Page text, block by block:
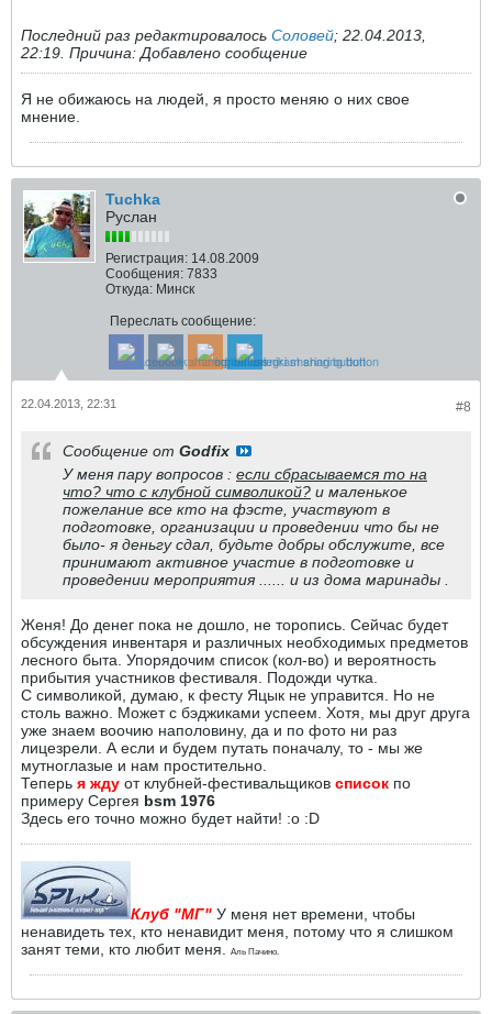
Последний раз редактировалось Соловей; 22.04.2013,
22:19 Причина: Добавлено сообщение
Я не обижаюсь на людей, я просто меняю о них свое
мнение.
Tuchka
Руслан
Регистрация: 14.08.2009
Сообщения: 7833
Откуда: Минск
Переслать сообщение:
#8
22.04.2013, 22:31
Сообщение от Godfix
У меня пару вопросов : если сбрасываемся то на
что? что с клубной символикой? и маленькое
пожелание все кто на фэсте, участвуют в
подготовке, организации и проведении что бы не
было- я деньгу сдал, будьте добры обслужите, все
принимают активное участие в подготовке и
проведении мероприятия ...... и из дома маринады .
Женя! До денег пока не дошло, не торопись. Сейчас будет
обсуждения инвентаря и различных необходимых предметов
лесного быта. Упорядочим список (кол-во) и вероятность
прибытия участников фестиваля. Подожди чутка.
С символикой, думаю, к фесту Яцык не управится. Но не
столь важно. Может с бэджиками успеем. Хотя, мы друг друга
уже знаем воочию наполовину, да и по фото ни раз
лицезрели. А если и будем путать поначалу, то - мы же
мутноглазые и нам простительно.
Теперь я жду от клубней-фестивальщиков список по
примеру Сергея bsm 1976
Здесь его точно можно будет найти! :o :D
Клуб "МГ" У меня нет времени, чтобы
ненавидеть тех, кто ненавидит меня, потому что я слишком
занят теми, кто любит меня.
Аль Пачино.